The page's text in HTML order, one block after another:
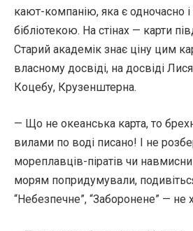
кают-компанію, яка є одночасно
бібліотекою. На стінах — карти
Старий академік знає ціну цим
власному досвіді, на досвіді
Коцебу, Крузенштерна.
— Що не океанська карта, то
вилами по воді писано! І не
мореплавців-піратів чи
морям попридумували,
“Небезпечне”, “Заборонене” — не